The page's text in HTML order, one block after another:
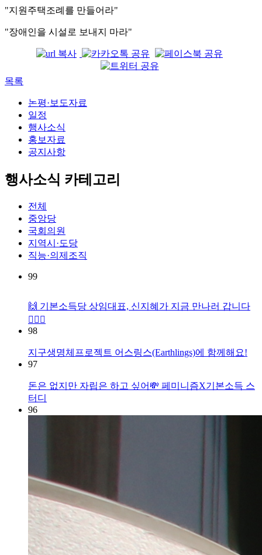
"지원주택조례를 만들어라"
"장애인을 시설로 보내지 마라"
목록
논평·보도자료
일정
행사소식
홍보자료
공지사항
행사소식 카테고리
전체
중앙당
국회의원
지역시·도당
직능·의제조직
99
🙌 기본소득당 상임대표, 신지혜가 지금 만나러 갑니다
🏃🏻‍♀️
98
지구생명체프로젝트 어스링스(Earthlings)에 함께해요!
97
돈은 없지만 자립은 하고 싶어💸 페미니즘X기본소득 스
터디
96